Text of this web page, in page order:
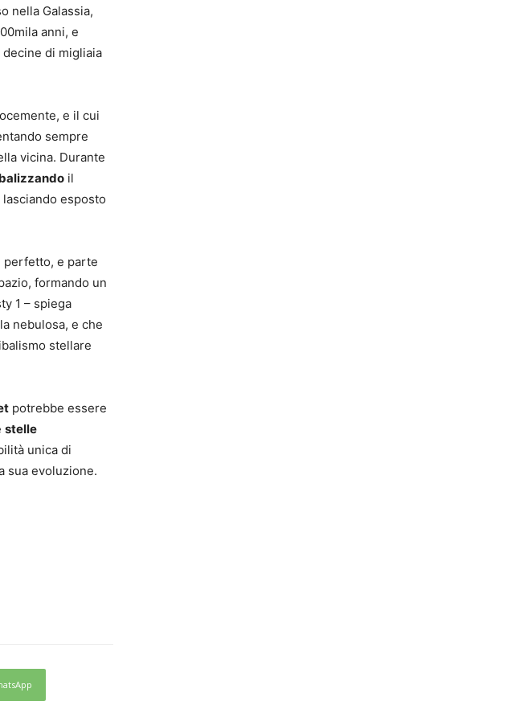
nella Galassia,
anni, e
di migliaia
e il cui
sempre
vicina. Durante
il
lasciando esposto
perfetto, e parte
formando un
1 – spiega
nebulosa, e che
stellare
potrebbe essere
stelle
unica di
sua evoluzione.